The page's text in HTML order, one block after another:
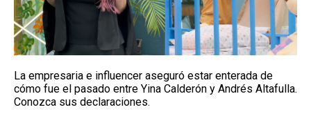
La empresaria e influencer aseguró estar enterada de
cómo fue el pasado entre Yina Calderón y Andrés Altafulla.
Conozca sus declaraciones.